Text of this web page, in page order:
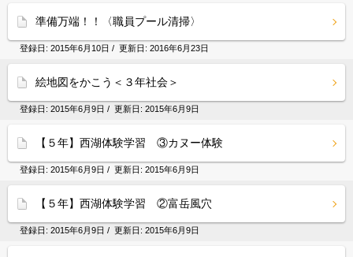
準備万端！！〈職員プール清掃〉
登録日: 2015年6月10日 / 更新日: 2016年6月23日
絵地図をかこう＜３年社会＞
登録日: 2015年6月9日 / 更新日: 2015年6月9日
【５年】西湖体験学習 ③カヌー体験
登録日: 2015年6月9日 / 更新日: 2015年6月9日
【５年】西湖体験学習 ②富岳風穴
登録日: 2015年6月9日 / 更新日: 2015年6月9日